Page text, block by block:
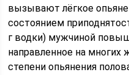
вызывают лёгкое
состоянием
г водки) мужчиной
направленное на многих
степени опьянения